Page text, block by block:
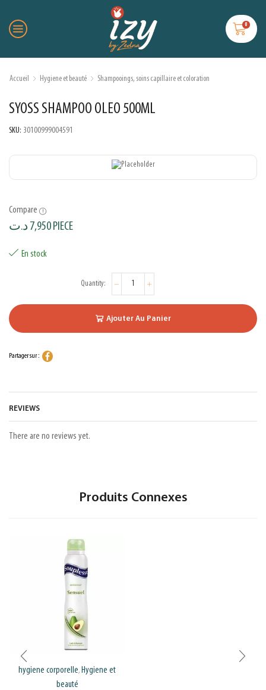
0
Accueil Hygiene et beauté Shampooings, soins capillaire et coloration
SYOSS SHAMPOO OLEO 500ML
SKU: 30100999004591
Compare
7,950د.ت PIECE
En stock
Ajouter Au Panier
Partager sur :
REVIEWS
There are no reviews yet.
Produits Connexes
hygiene corporelle, Hygiene et
beauté